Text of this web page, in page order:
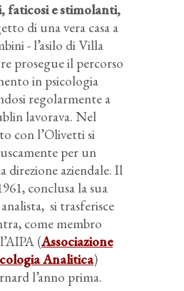
faticosi e stimolanti,
di una vera casa a
- l’asilo di Villa
prosegue il percorso
in psicologia
regolarmente a
lavorava. Nel
con l’Olivetti si
per un
direzione aziendale. Il
conclusa la sua
si trasferisce
come membro
(Associazione
Analitica)
l’anno prima.